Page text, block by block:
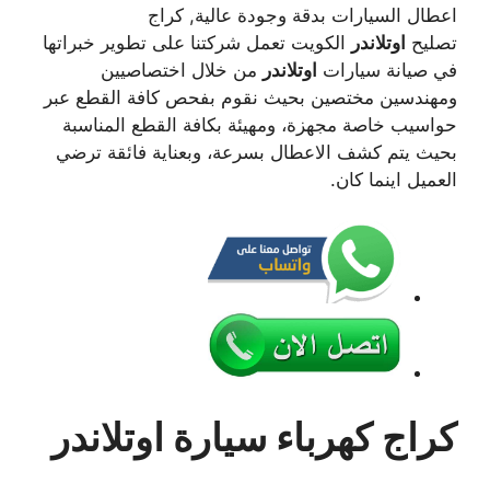
اعطال السيارات بدقة وجودة عالية, كراج
تصليح اوتلاندر الكويت تعمل شركتنا على تطوير خبراتها
في صيانة سيارات اوتلاندر من خلال اختصاصيين
ومهندسين مختصين بحيث نقوم بفحص كافة القطع عبر
حواسيب خاصة مجهزة، ومهيئة بكافة القطع المناسبة
بحيث يتم كشف الاعطال بسرعة، وبعناية فائقة ترضي
العميل اينما كان.
كراج كهرباء سيارة اوتلاندر